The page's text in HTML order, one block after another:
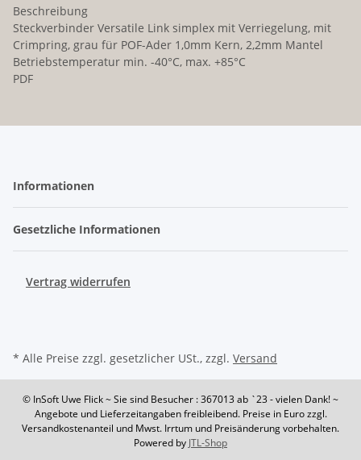
Beschreibung
Steckverbinder Versatile Link simplex mit Verriegelung, mit
Crimpring, grau für POF-Ader 1,0mm Kern, 2,2mm Mantel
Betriebstemperatur min. -40°C, max. +85°C
PDF
Informationen
Gesetzliche Informationen
Vertrag widerrufen
* Alle Preise zzgl. gesetzlicher USt., zzgl. Versand
© InSoft Uwe Flick~ Sie sind Besucher : 367013ab `23 - vielen Dank! ~
Angebote und Lieferzeitangaben freibleibend. Preise in Euro zzgl.
Versandkostenanteil und Mwst. Irrtum und Preisänderung vorbehalten.
Powered by JTL-Shop